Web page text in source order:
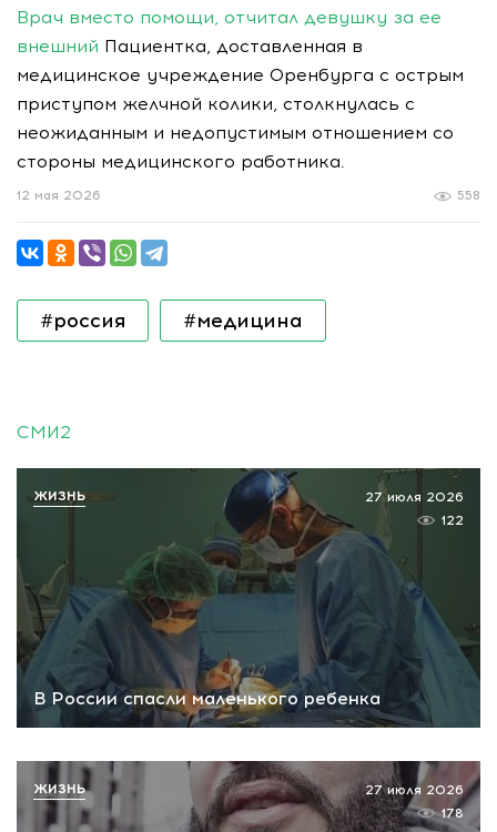
Врач вместо помощи, отчитал девушку за ее
внешний Пациентка, доставленная в
медицинское учреждение Оренбурга с острым
приступом желчной колики, столкнулась с
неожиданным и недопустимым отношением со
стороны медицинского работника.
558
12 мая 2026
#россия #медицина
СМИ2
В России спасли маленького ребенка
27 июля 2026
122
ЖИЗНЬ
27 июля 2026
178
ЖИЗНЬ